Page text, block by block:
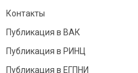
Контакты
Публикация в ВАК
Публикация в РИНЦ
Публикация в ЕГПНИ